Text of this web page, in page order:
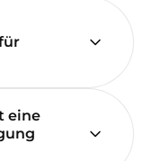
eine